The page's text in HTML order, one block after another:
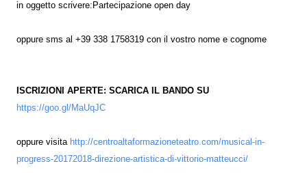
in oggetto scrivere:Partecipazione open day
oppure sms al +39 338 1758319 con il vostro nome e cognome
ISCRIZIONI APERTE: SCARICA IL BANDO SU
https://goo.gl/MaUqJC
oppure visita http://centroaltaformazioneteatro.com/musical-in-
progress-20172018-direzione-artistica-di-vittorio-matteucci/